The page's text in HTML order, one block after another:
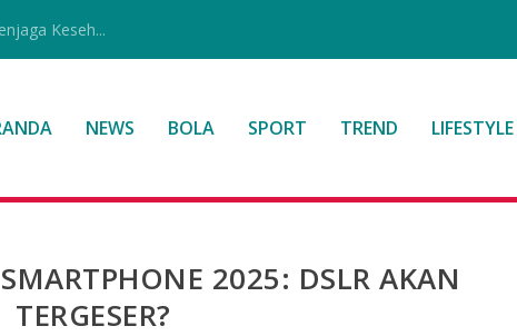
Keseh...
NEWS BOLA SPORT TREND LIFESTYLE
2025: DSLR AKAN
TERGESER?